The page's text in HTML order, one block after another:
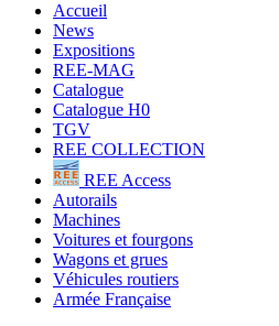
Accueil
News
Expositions
REE-MAG
Catalogue
Catalogue H0
TGV
REE COLLECTION
REE Access
Autorails
Machines
Voitures et fourgons
Wagons et grues
Véhicules routiers
Armée Française